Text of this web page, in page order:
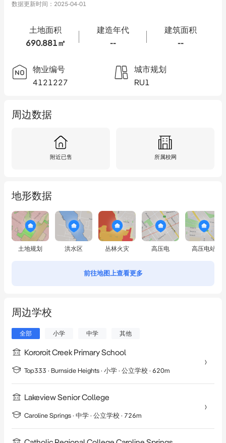
数据更新时间： 2025-04-01
土地面积
690.881㎡
建造年代
--
建筑面积
--
物业编号
4121227
城市规划
RU1
周边数据
附近已售 所属校网
地形数据
土地规划 洪水区 丛林火灾 高压电 高压电站
前往地图上查看更多
周边学校
全部 小学 中学 其他
Kororoit Creek Primary School
Top333 · Burnside Heights · 小学 · 公立学校 · 620m
Lakeview Senior College
Caroline Springs · 中学 · 公立学校 · 726m